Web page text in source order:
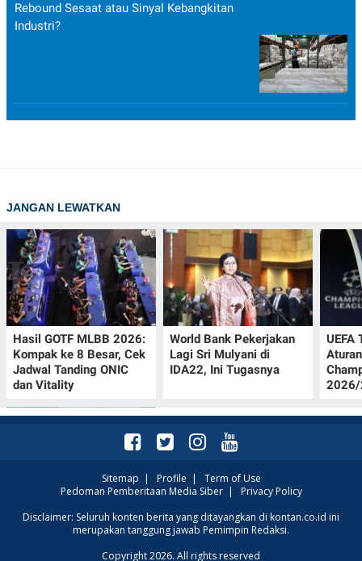
Rebound Sesaat atau Sinyal Kebangkitan
Industri?
JANGAN LEWATKAN
Hasil GOTF MLBB 2026:
Kompak ke 8 Besar, Cek
Jadwal Tanding ONIC
dan Vitality
World Bank Pekerjakan
Lagi Sri Mulyani di
IDA22, Ini Tugasnya
UEFA
2026/
Intip Prakiraan Cuaca
Sumsel Kamis (6/8):
Sitemap | Profile | Term of Use
Pedoman Pemberitaan Media Siber| Privacy Policy
Disclaimer: Seluruh konten berita yang ditayangkan di kontan.co.id ini
merupakan tanggung jawab Pemimpin Redaksi.
Copyright 2026. All rights reserved